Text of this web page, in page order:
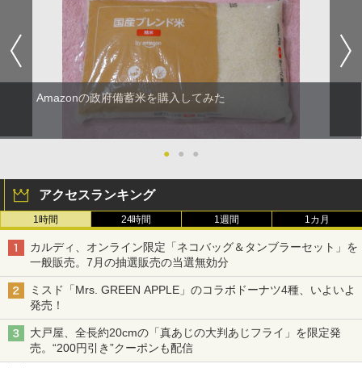
Amazonの政府備蓄米を購入してみた
● ● ●
アクセスランキング
1時間 24時間 1週間 1カ月
カルディ、オンライン限定「ネコバッグ＆タンブラーセット」を
一般販売。7月の抽選販売の当選無効分
ミスド「Mrs. GREEN APPLE」のコラボドーナツ4種、いよいよ
発売！
大戸屋、全長約20cmの「真あじの大判あじフライ」を限定発
売。“200円引き”クーポンも配信